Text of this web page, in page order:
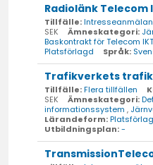
Radiolänk Telecom
Tillfälle:Intresseanmälan
SEK
Ämneskategori:
Baskontrakt för Telecom IKT
Platsförlagd
Språk:
Trafikverkets
Tillfälle:Flera tillfällen
SEK
Ämneskategori:
informationssystem ,
Lärandeform:
Utbildningsplan:-